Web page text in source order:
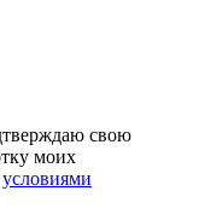
свою
моих
условиями